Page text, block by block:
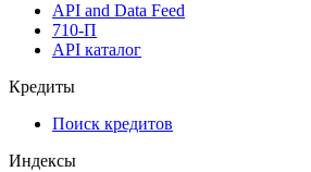
Мобильное приложение Cbonds
API
API and Data Feed
API каталог
Кредиты